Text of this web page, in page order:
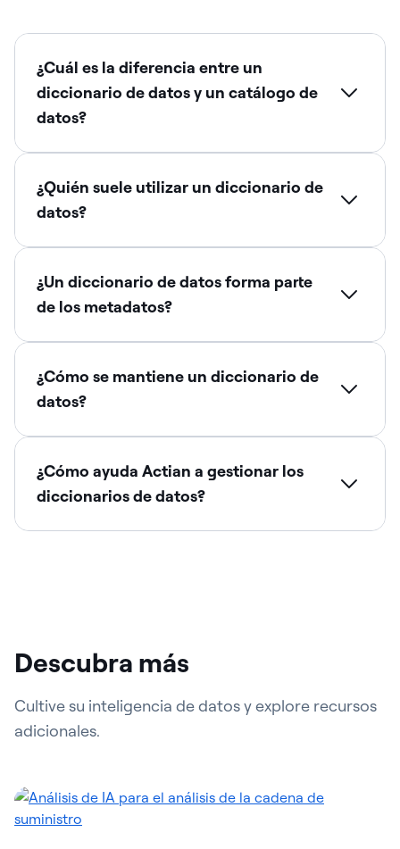
¿Cuál es la diferencia entre un
diccionario de datos y un catálogo de
datos?
¿Quién suele utilizar un diccionario de
datos?
¿Un diccionario de datos forma parte
de los metadatos?
¿Cómo se mantiene un diccionario de
datos?
¿Cómo ayuda Actian a gestionar los
diccionarios de datos?
Descubra más
Cultive su inteligencia de datos y explore recursos
adicionales.